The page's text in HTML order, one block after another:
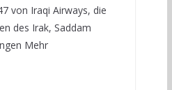
von Iraqi Airways, die
des Irak, Saddam
Mehr